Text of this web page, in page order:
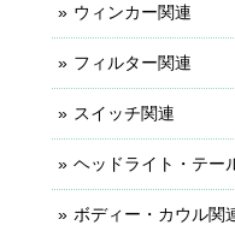
ウィンカー関連
フィルター関連
スイッチ関連
ヘッドライト・テー
ボディー・カウル関